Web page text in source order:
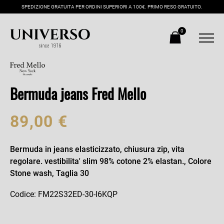
SPEDIZIONE GRATUITA PER ORDINI SUPERIORI A 100€. PRIMO RESO GRATUITO.
0
Bermuda jeans Fred Mello
89,00 €
Bermuda in jeans elasticizzato, chiusura zip, vita
regolare. vestibilita' slim 98% cotone 2% elastan., Colore
Stone wash, Taglia 30
Codice: FM22S32ED-30-I6KQP